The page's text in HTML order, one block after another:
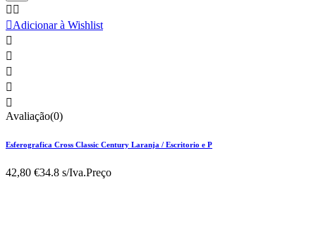
 
Adicionar à Wishlist





Avaliação(0)
Esferografica Cross Classic Century Laranja / Escritorio e P
42,80 €34.8 s/Iva.Preço